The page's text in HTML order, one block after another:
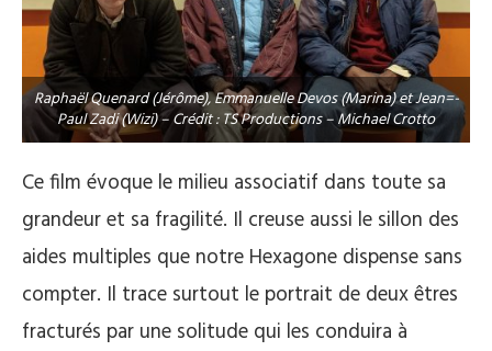
Raphaël Quenard (Jérôme), Emmanuelle Devos (Marina) et Jean=-
Paul Zadi (Wizi) – Crédit : TS Productions – Michael Crotto
Ce film évoque le milieu associatif dans toute sa
grandeur et sa fragilité. Il creuse aussi le sillon des
aides multiples que notre Hexagone dispense sans
compter. Il trace surtout le portrait de deux êtres
fracturés par une solitude qui les conduira à